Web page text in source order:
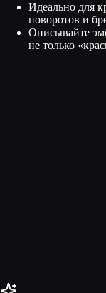
Идеально для
поворотов и
Описывайте
не только